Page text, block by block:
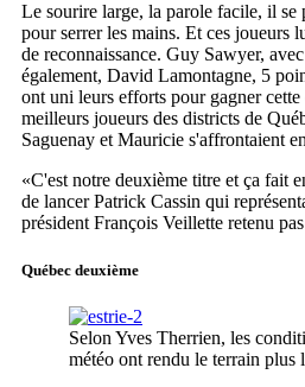
Le sourire large, la parole facile, il
pour serrer les mains. Et ces joueurs
de reconnaissance. Guy Sawyer,
également, David Lamontagne, 5
ont uni leurs efforts pour gagner
meilleurs joueurs des districts de
Saguenay et Mauricie s'affrontaient
«C'est notre deuxième titre et ça fait
de lancer Patrick Cassin qui
président François Veillette retenu
Québec deuxième
Selon Yves Therrien, les
météo ont rendu le terrain plus